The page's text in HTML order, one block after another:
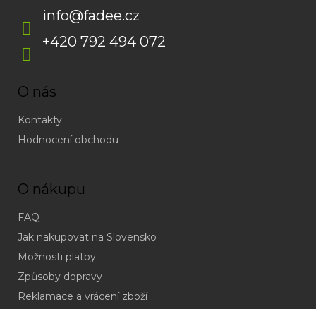
info@fadee.cz
+420 792 494 072
O nás
Kontakty
Hodnocení obchodu
O nákupu
FAQ
Jak nakupovat na Slovensko
Možnosti platby
Způsoby dopravy
Reklamace a vrácení zboží